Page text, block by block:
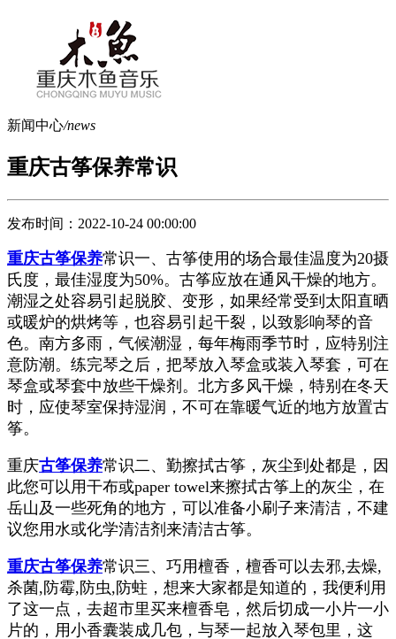
新闻中心/news
重庆古筝保养常识
发布时间：2022-10-24 00:00:00
重庆古筝保养常识一、古筝使用的场合最佳温度为20摄
氏度，最佳湿度为50%。古筝应放在通风干燥的地方。
潮湿之处容易引起脱胶、变形，如果经常受到太阳直晒
或暖炉的烘烤等，也容易引起干裂，以致影响琴的音
色。南方多雨，气候潮湿，每年梅雨季节时，应特别注
意防潮。练完琴之后，把琴放入琴盒或装入琴套，可在
琴盒或琴套中放些干燥剂。北方多风干燥，特别在冬天
时，应使琴室保持湿润，不可在靠暖气近的地方放置古
筝。
重庆古筝保养常识二、勤擦拭古筝，灰尘到处都是，因
此您可以用干布或paper towel来擦拭古筝上的灰尘，在
岳山及一些死角的地方，可以准备小刷子来清洁，不建
议您用水或化学清洁剂来清洁古筝。
重庆古筝保养常识三、巧用檀香，檀香可以去邪,去燥,
杀菌,防霉,防虫,防蛀，想来大家都是知道的，我便利用
了这一点，去超市里买来檀香皂，然后切成一小片一小
片的，用小香囊装成几包，与琴一起放入琴包里，这